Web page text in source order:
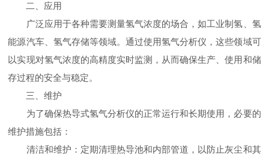
二、应用
广泛应用于各种需要测量氢气浓度的场合，如工业制氢、氢
能源汽车、氢气存储等领域。通过使用氢气分析仪，这些领域可
以实现对氢气浓度的高精度实时监测，从而确保生产、使用和储
存过程的安全与稳定。
三、维护
为了确保热导式氢气分析仪的正常运行和长期使用，必要的
维护措施包括：
清洁和维护：定期清理热导池和内部管道，以防止灰尘和其